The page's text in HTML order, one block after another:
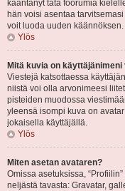
kääntänyt tätä foorumia
hän voisi asentaa
voit luoda uuden
Ylös
Mitä kuvia on
Viestejä katsottaessa
niistä voi olla arvonimeesi
pisteiden muodossa
yleensä isompi kuva on
jokaisella käyttäjällä.
Ylös
Miten asetan avataren?
Omissa asetuksissa,
neljästä tavasta: Gravatar,